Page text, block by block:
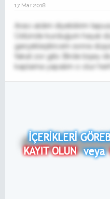
17 Mar 2018
Aracı aldım diyebilirim
Üstünde kurduğum hayal
gerçekleştiricem sonra
fakat zor gibi. Birde bişey
kaplama yapalım o olur